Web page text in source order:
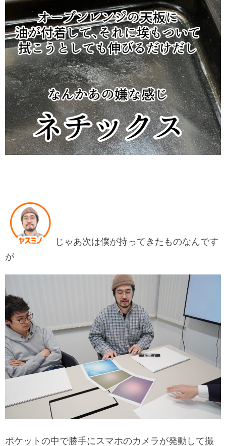
じゃあ次は僕が持ってきたものなんです
が
ポケットの中で勝手にスマホのカメラが発動して撮